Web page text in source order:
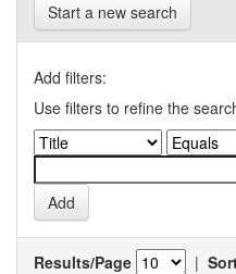
Start a new search
Add filters:
Use filters to refine the
Results/Page |